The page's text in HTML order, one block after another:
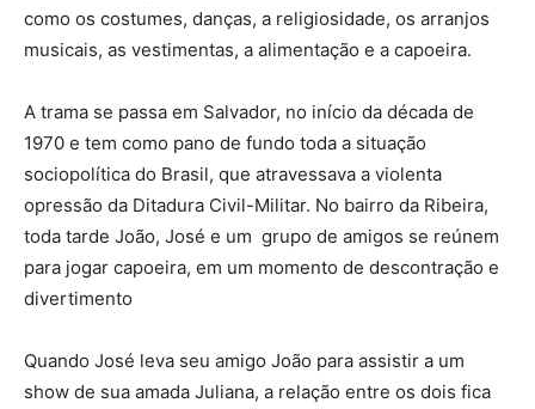
como os costumes, danças, a religiosidade, os arranjos
musicais, as vestimentas, a alimentação e a capoeira.
A trama se passa em Salvador, no início da década de
1970 e tem como pano de fundo toda a situação
sociopolítica do Brasil, que atravessava a violenta
opressão da Ditadura Civil-Militar. No bairro da Ribeira,
toda tarde João, José e um grupo de amigos se reúnem
para jogar capoeira, em um momento de descontração e
divertimento
Quando José leva seu amigo João para assistir a um
show de sua amada Juliana, a relação entre os dois fica